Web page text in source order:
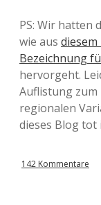
PS: Wir hatten
wie aus
Bezeichnung
hervorgeht.
Auflistung zum
regionalen
dieses Blog tot
142 Kommentare